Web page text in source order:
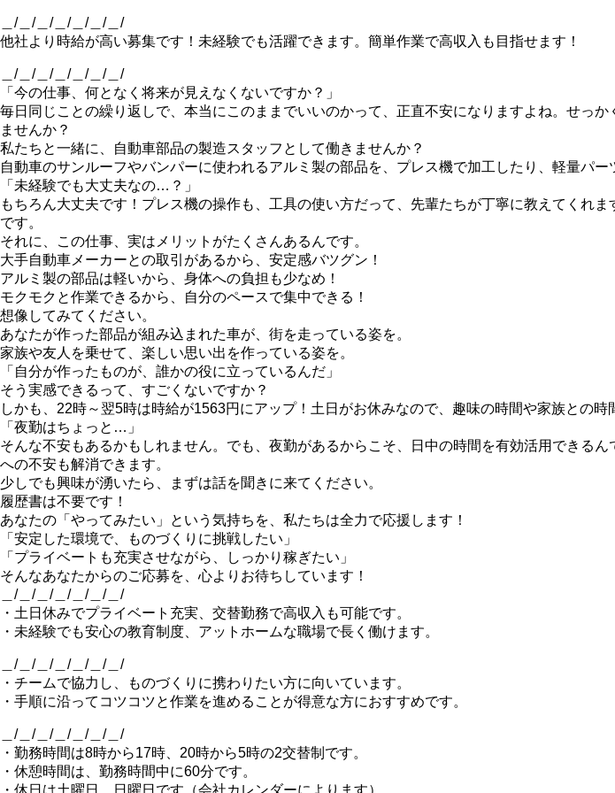
＿/＿/＿/＿/＿/＿/＿/
他社より時給が高い募集です！未経験でも活躍できます。簡単作業で高収入も目指せます！
＿/＿/＿/＿/＿/＿/＿/
「今の仕事、何となく将来が見えなくないですか？」
毎日同じことの繰り返しで、本当にこのままでいいのかって、正直不安になりますよね。せっ
ませんか？
私たちと一緒に、自動車部品の製造スタッフとして働きませんか？
自動車のサンルーフやバンパーに使われるアルミ製の部品を、プレス機で加工したり、軽量パー
「未経験でも大丈夫なの…？」
もちろん大丈夫です！プレス機の操作も、工具の使い方だって、先輩たちが丁寧に教えてくれ
です。
それに、この仕事、実はメリットがたくさんあるんです。
大手自動車メーカーとの取引があるから、安定感バツグン！
アルミ製の部品は軽いから、身体への負担も少なめ！
モクモクと作業できるから、自分のペースで集中できる！
想像してみてください。
あなたが作った部品が組み込まれた車が、街を走っている姿を。
家族や友人を乗せて、楽しい思い出を作っている姿を。
「自分が作ったものが、誰かの役に立っているんだ」
そう実感できるって、すごくないですか？
しかも、22時～翌5時は時給が1563円にアップ！土日がお休みなので、趣味の時間や家族との時
「夜勤はちょっと…」
そんな不安もあるかもしれません。でも、夜勤があるからこそ、日中の時間を有効活用できる
への不安も解消できます。
少しでも興味が湧いたら、まずは話を聞きに来てください。
履歴書は不要です！
あなたの「やってみたい」という気持ちを、私たちは全力で応援します！
「安定した環境で、ものづくりに挑戦したい」
「プライベートも充実させながら、しっかり稼ぎたい」
そんなあなたからのご応募を、心よりお待ちしています！
＿/＿/＿/＿/＿/＿/＿/
・土日休みでプライベート充実、交替勤務で高収入も可能です。
・未経験でも安心の教育制度、アットホームな職場で長く働けます。
＿/＿/＿/＿/＿/＿/＿/
・チームで協力し、ものづくりに携わりたい方に向いています。
・手順に沿ってコツコツと作業を進めることが得意な方におすすめです。
＿/＿/＿/＿/＿/＿/＿/
・勤務時間は8時から17時、20時から5時の2交替制です。
・休憩時間は、勤務時間中に60分です。
・休日は土曜日、日曜日です（会社カレンダーによります）。